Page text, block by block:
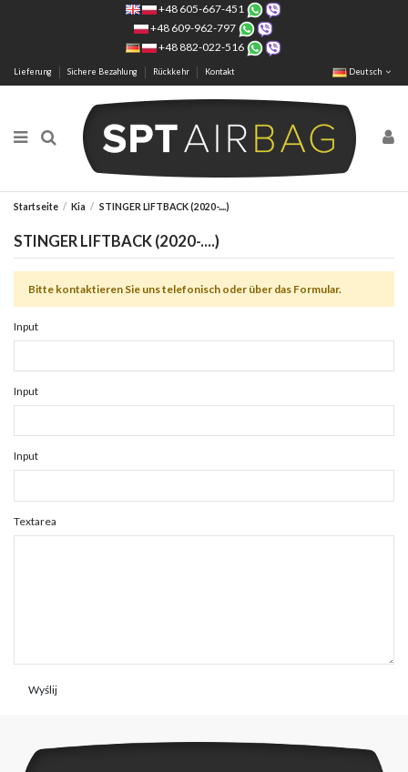
+48 605-667-451
+48 609-962-797
+48 882-022-516
Lieferung Sichere Bezahlung Rückkehr Kontakt Deutsch
Startseite Kia STINGER LIFTBACK (2020-....)
STINGER LIFTBACK (2020-....)
Bitte kontaktieren Sie uns telefonisch oder über das Formular.
Input
Input
Input
Textarea
Wyślij